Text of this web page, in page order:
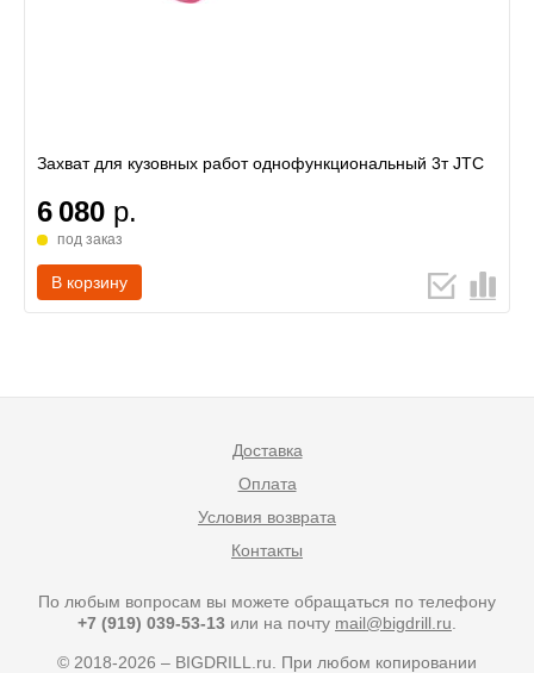
Захват для кузовных работ однофункциональный 3т JTC
6 080 р.
под заказ
В корзину
Доставка
Оплата
Условия возврата
Контакты
По любым вопросам вы можете обращаться по телефону
+7 (919) 039-53-13 или на почту mail@bigdrill.ru
© 2018-2026 – BIGDRILL.ru. При любом копировании